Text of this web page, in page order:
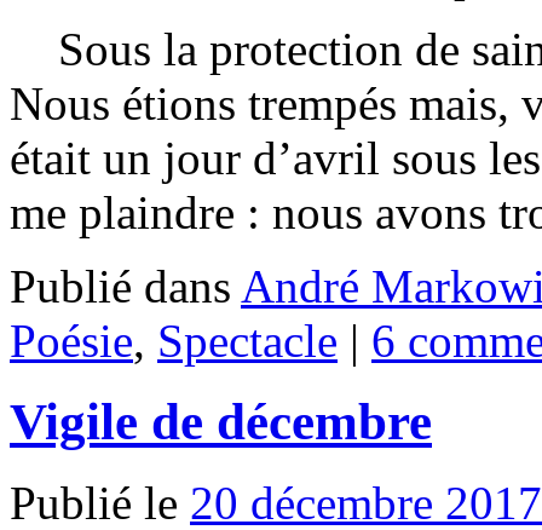
Sous la protection de
Nous étions trempés mais,
était un jour d’avril sous
me plaindre : nous avons
Publié dans André
Poésie, Spectacle | 6
Vigile de décembre
Publié le 20 décembre 2017